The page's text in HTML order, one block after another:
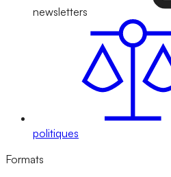
newsletters
politiques
Formats